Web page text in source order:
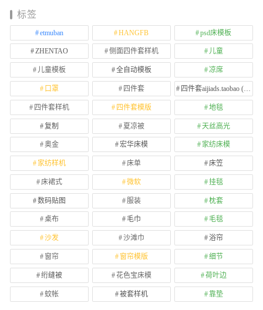
标签
etmuban HANGFB psd床模板
ZHENTAO 侧面四件套样机 儿童
儿童模板 全自动模板 凉席
口罩 四件套 四件套aijiads.taobao (1639)
四件套样机 四件套模版 地毯
复制 夏凉被 天丝高光
奥金 宏华床模 家纺床模
家纺样机 床单 床笠
床裙式 微软 挂毯
数码贴图 服装 枕套
桌布 毛巾 毛毯
沙发 沙滩巾 浴帘
窗帘 窗帘模版 细节
绗缝被 花色宝床模 荷叶边
蚊帐 被套样机 靠垫